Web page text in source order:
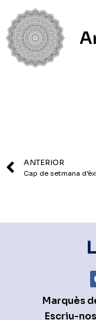
ANTERIOR
Marquès
Escriu-